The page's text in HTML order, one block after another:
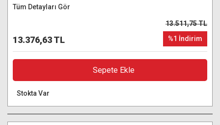
Tüm Detayları Gör
13.376,63 TL
13.511,75 TL
%1 İndirim
Sepete Ekle
Stokta Var